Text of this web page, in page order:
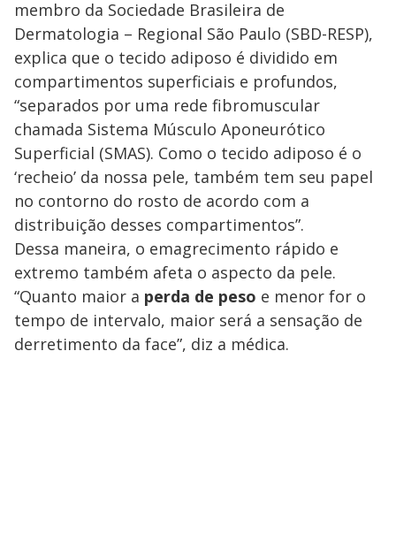
membro da Sociedade Brasileira de
Dermatologia – Regional São Paulo (SBD-RESP),
explica que o tecido adiposo é dividido em
compartimentos superficiais e profundos,
“separados por uma rede fibromuscular
chamada Sistema Músculo Aponeurótico
Superficial (SMAS). Como o tecido adiposo é o
‘recheio’ da nossa pele, também tem seu papel
no contorno do rosto de acordo com a
distribuição desses compartimentos”.
Dessa maneira, o emagrecimento rápido e
extremo também afeta o aspecto da pele.
“Quanto maior a perda de peso e menor for o
tempo de intervalo, maior será a sensação de
derretimento da face”, diz a médica.